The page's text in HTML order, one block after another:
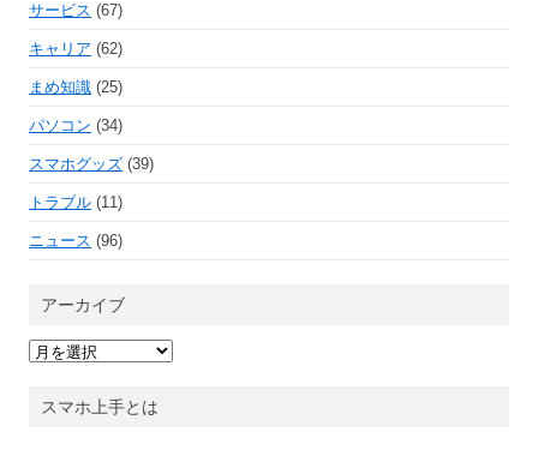
サービス (67)
キャリア (62)
まめ知識 (25)
パソコン (34)
スマホグッズ (39)
トラブル (11)
ニュース (96)
アーカイブ
ア
ー
ブスマホ上手とは